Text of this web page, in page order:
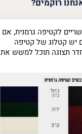
פרט
על
מה
רוקמים?
לקטיפה גרמנית, אם
יש קטלוג של קטיפה
תצוגה תוכל למשש את